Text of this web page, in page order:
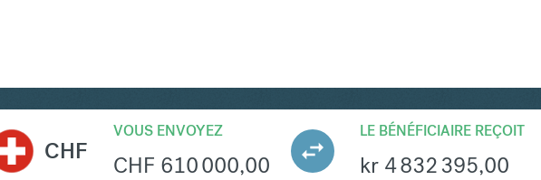
CHF
VOUS ENVOYEZ
CHF 610 000,00
LE BÉNÉFICIAIRE REÇOIT
kr 4 832 395,00